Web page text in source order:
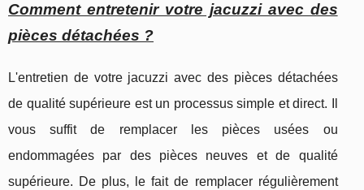
Comment entretenir votre jacuzzi avec des
pièces détachées ?
L'entretien de votre jacuzzi avec des pièces détachées
de qualité supérieure est un processus simple et direct. Il
vous suffit de remplacer les pièces usées ou
endommagées par des pièces neuves et de qualité
supérieure. De plus, le fait de remplacer régulièrement